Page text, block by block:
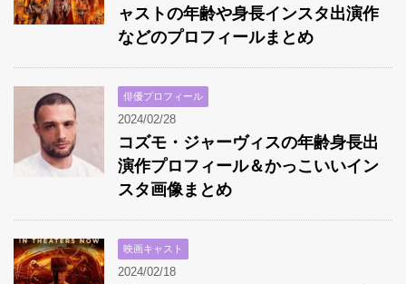
ャストの年齢や身長インスタ出演作
などのプロフィールまとめ
俳優プロフィール
2024/02/28
コズモ・ジャーヴィスの年齢身長出
演作プロフィール＆かっこいいイン
スタ画像まとめ
映画キャスト
2024/02/18